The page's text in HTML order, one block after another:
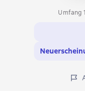
Umfang